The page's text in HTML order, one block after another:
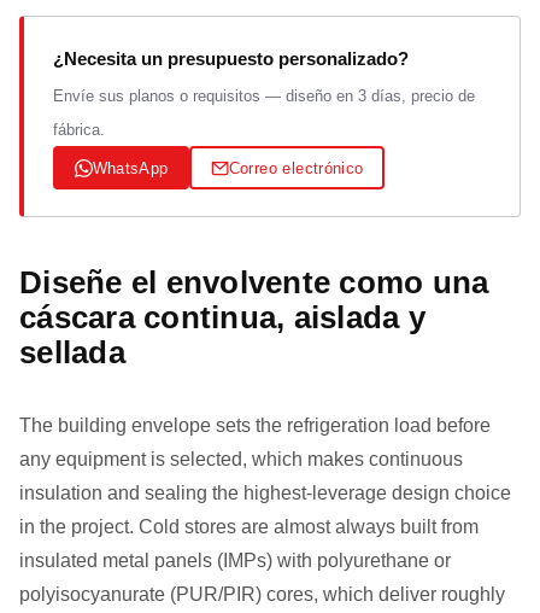
¿Necesita un presupuesto personalizado?
Envíe sus planos o requisitos — diseño en 3 días, precio de
fábrica.
WhatsApp Correo electrónico
Diseñe el envolvente como una
cáscara continua, aislada y
sellada
The building envelope sets the refrigeration load before
any equipment is selected, which makes continuous
insulation and sealing the highest-leverage design choice
in the project. Cold stores are almost always built from
insulated metal panels (IMPs) with polyurethane or
polyisocyanurate (PUR/PIR) cores, which deliver roughly